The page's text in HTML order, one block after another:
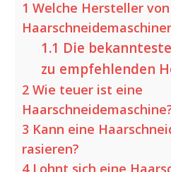
1 Welche Hersteller von
1.1 Die
zu empfehlenden
2 Wie teuer ist eine
3 Kann eine
rasieren?
4Lohnt sich eine